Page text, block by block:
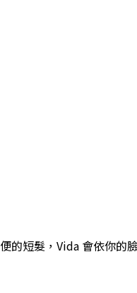
的短髮，Vida 會依你的